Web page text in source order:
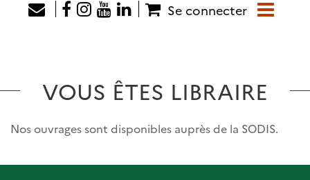
siteSe connecter
VOUS ÊTES LIBRAIRE
Nos ouvrages sont disponibles auprès de la SODIS.